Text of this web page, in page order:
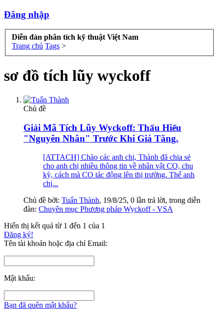
Đăng nhập
Diễn đàn phân tích kỹ thuật Việt Nam
Trang chủ Tags >
sơ đồ tích lũy wyckoff
Chủ đề
Giải Mã Tích Lũy Wyckoff: Thấu Hiểu
"Nguyên Nhân" Trước Khi Giá Tăng.
[ATTACH] Chào các anh chị, Thành đã chia sẻ
cho anh chị nhiều thông tin về nhân vật CO, chu
kỳ, cách mà CO tác động lên thị trường. Thế anh
chị...
Chủ đề bởi: Tuấn Thành, 19/8/25, 0 lần trả lời, trong diễn
đàn: Chuyên mục Phương pháp Wyckoff - VSA
Hiển thị kết quả từ 1 đến 1 của 1
Đăng ký!
Tên tài khoản hoặc địa chỉ Email:
Mật khẩu:
Bạn đã quên mật khẩu?